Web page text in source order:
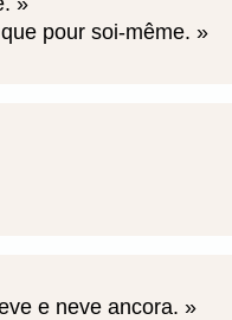
pour soi-même.
e neve ancora.